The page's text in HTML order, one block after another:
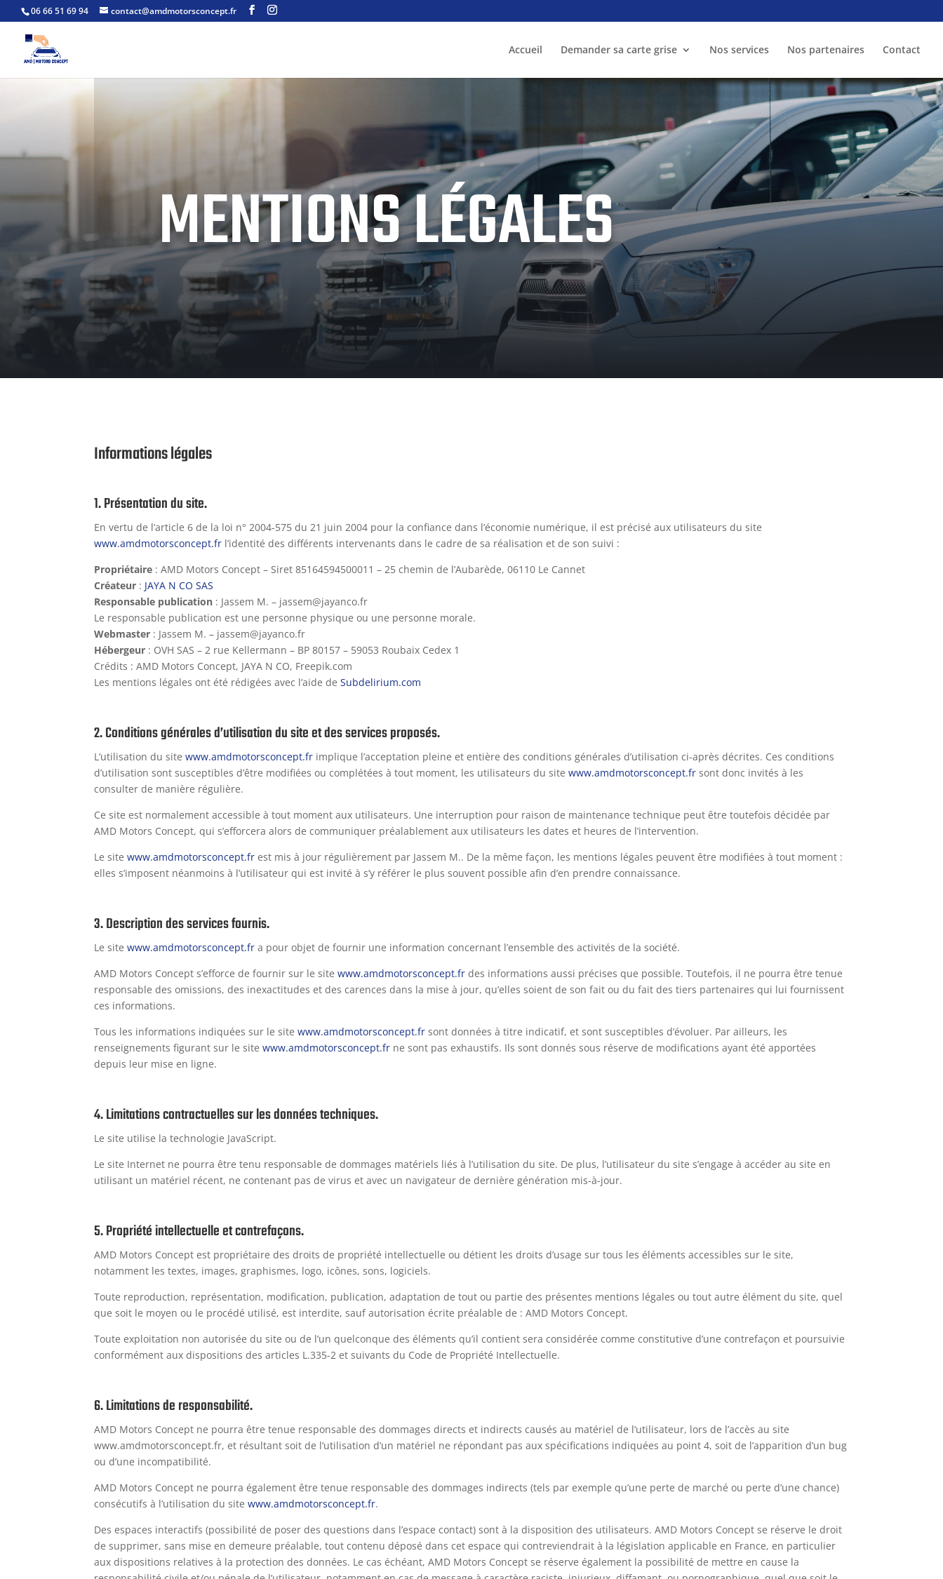
06 66 51 69 94 contact@amdmotorsconcept.fr
Accueil Demander sa carte grise Nos services Nos partenaires Contact
MENTIONS LÉGALES
Informations légales
1. Présentation du site.
En vertu de l’article 6 de la loi n° 2004-575 du 21 juin 2004 pour la confiance dans l’économie numérique, il est précisé aux utilisateurs du site
www.amdmotorsconcept.fr l’identité des différents intervenants dans le cadre de sa réalisation et de son suivi :
Propriétaire : AMD Motors Concept – Siret 85164594500011 – 25 chemin de l’Aubarède, 06110 Le Cannet
Créateur : JAYA N CO SAS
Responsable publication : Jassem M. – jassem@jayanco.fr
Le responsable publication est une personne physique ou une personne morale.
Webmaster : Jassem M. – jassem@jayanco.fr
Hébergeur : OVH SAS – 2 rue Kellermann – BP 80157 – 59053 Roubaix Cedex 1
Crédits : AMD Motors Concept, JAYA N CO, Freepik.com
Les mentions légales ont été rédigées avec l’aide deSubdelirium.com
2. Conditions générales d’utilisation du site et des services proposés.
L’utilisation du sitewww.amdmotorsconcept.fr implique l’acceptation pleine et entière des conditions générales d’utilisation ci-après décrites. Ces conditions
d’utilisation sont susceptibles d’être modifiées ou complétées à tout moment, les utilisateurs du sitewww.amdmotorsconcept.fr sont donc invités à les
consulter de manière régulière.
Ce site est normalement accessible à tout moment aux utilisateurs. Une interruption pour raison de maintenance technique peut être toutefois décidée par
AMD Motors Concept, qui s’efforcera alors de communiquer préalablement aux utilisateurs les dates et heures de l’intervention.
Le sitewww.amdmotorsconcept.fr est mis à jour régulièrement par Jassem M.. De la même façon, les mentions légales peuvent être modifiées à tout moment :
elles s’imposent néanmoins à l’utilisateur qui est invité à s’y référer le plus souvent possible afin d’en prendre connaissance.
3. Description des services fournis.
Le sitewww.amdmotorsconcept.fr a pour objet de fournir une information concernant l’ensemble des activités de la société.
AMD Motors Concept s’efforce de fournir sur le sitewww.amdmotorsconcept.fr des informations aussi précises que possible. Toutefois, il ne pourra être tenue
responsable des omissions, des inexactitudes et des carences dans la mise à jour, qu’elles soient de son fait ou du fait des tiers partenaires qui lui fournissent
ces informations.
Tous les informations indiquées sur le sitewww.amdmotorsconcept.fr sont données à titre indicatif, et sont susceptibles d’évoluer. Par ailleurs, les
renseignements figurant sur le sitewww.amdmotorsconcept.fr ne sont pas exhaustifs. Ils sont donnés sous réserve de modifications ayant été apportées
depuis leur mise en ligne.
4. Limitations contractuelles sur les données techniques.
Le site utilise la technologie JavaScript.
Le site Internet ne pourra être tenu responsable de dommages matériels liés à l’utilisation du site. De plus, l’utilisateur du site s’engage à accéder au site en
utilisant un matériel récent, ne contenant pas de virus et avec un navigateur de dernière génération mis-à-jour.
5. Propriété intellectuelle et contrefaçons.
AMD Motors Concept est propriétaire des droits de propriété intellectuelle ou détient les droits d’usage sur tous les éléments accessibles sur le site,
notamment les textes, images, graphismes, logo, icônes, sons, logiciels.
Toute reproduction, représentation, modification, publication, adaptation de tout ou partie des présentes mentions légales ou tout autre élément du site, quel
que soit le moyen ou le procédé utilisé, est interdite, sauf autorisation écrite préalable de : AMD Motors Concept.
Toute exploitation non autorisée du site ou de l’un quelconque des éléments qu’il contient sera considérée comme constitutive d’une contrefaçon et poursuivie
conformément aux dispositions des articles L.335-2 et suivants du Code de Propriété Intellectuelle.
6. Limitations de responsabilité.
AMD Motors Concept ne pourra être tenue responsable des dommages directs et indirects causés au matériel de l’utilisateur, lors de l’accès au site
www.amdmotorsconcept.fr, et résultant soit de l’utilisation d’un matériel ne répondant pas aux spécifications indiquées au point 4, soit de l’apparition d’un bug
ou d’une incompatibilité.
AMD Motors Concept ne pourra également être tenue responsable des dommages indirects (tels par exemple qu’une perte de marché ou perte d’une chance)
consécutifs à l’utilisation du sitewww.amdmotorsconcept.fr.
Des espaces interactifs (possibilité de poser des questions dans l’espace contact) sont à la disposition des utilisateurs. AMD Motors Concept se réserve le droit
de supprimer, sans mise en demeure préalable, tout contenu déposé dans cet espace qui contreviendrait à la législation applicable en France, en particulier
aux dispositions relatives à la protection des données. Le cas échéant, AMD Motors Concept se réserve également la possibilité de mettre en cause la